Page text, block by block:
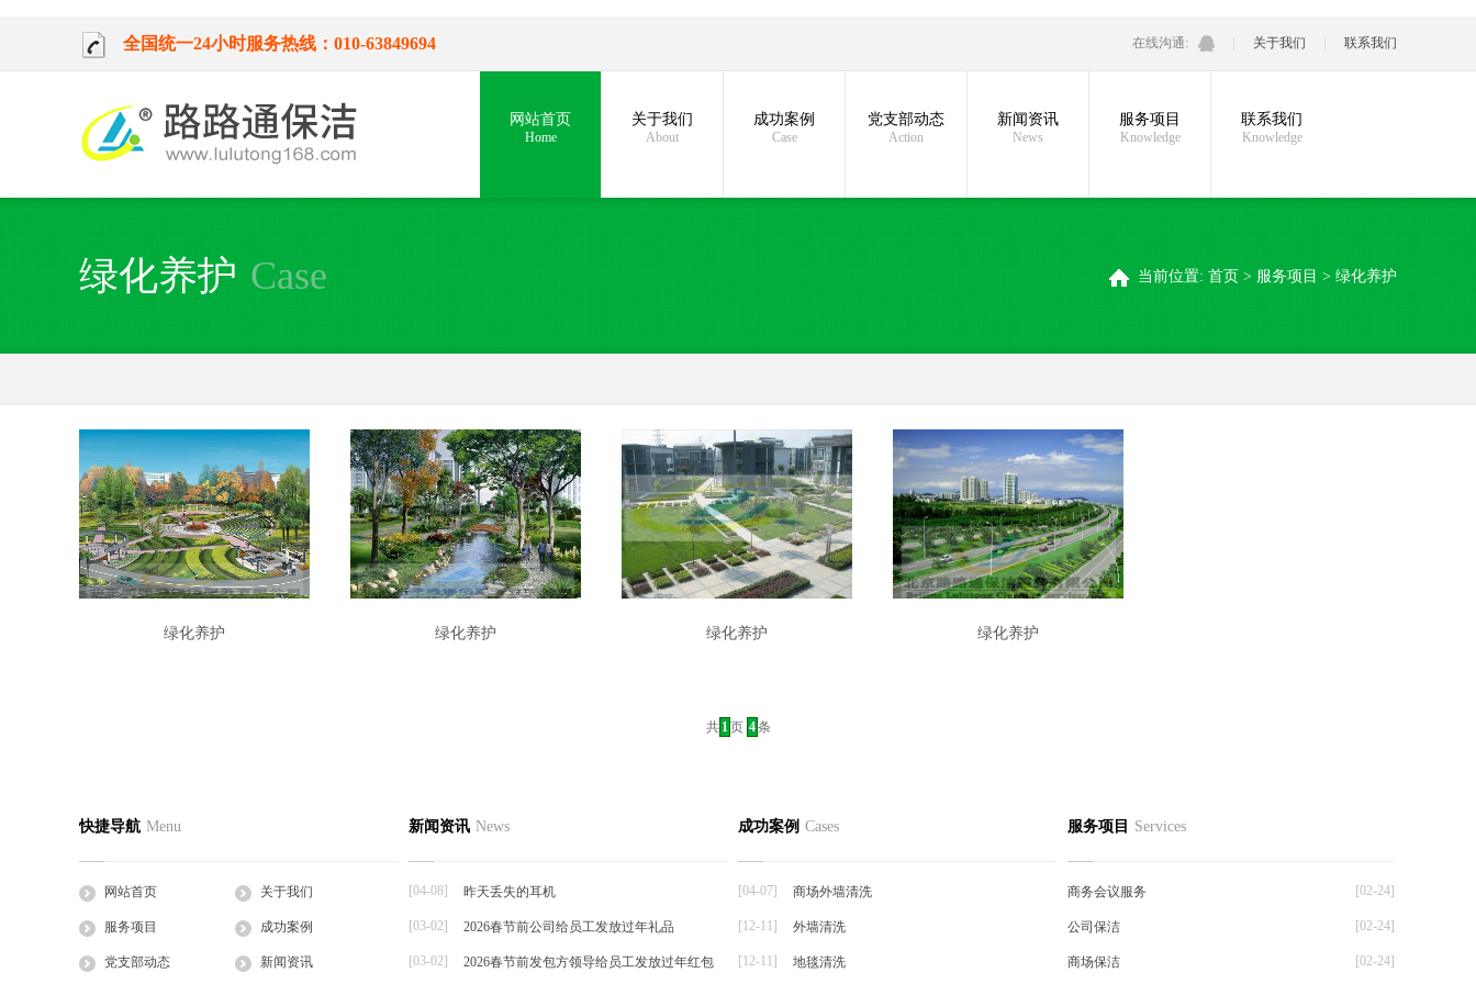
全国统一24小时服务热线：010-63849694 在线沟通: 关于我们 联系我们
网站首页
Home
关于我们
About
成功案例
Case
党支部动态
Action
新闻资讯
News
服务项目
Knowledge
联系我们
Knowledge
绿化养护 Case 当前位置: 首页 > 服务项目 > 绿化养护
绿化养护 绿化养护 绿化养护 绿化养护
共 1页 4条
快捷导航 Menu
网站首页 关于我们
服务项目 成功案例
党支部动态 新闻资讯
新闻资讯 News
[04-08] 昨天丢失的耳机
[03-02] 2026春节前公司给员工发放过年礼品
[03-02] 2026春节前发包方领导给员工发放过年红包
成功案例 Cases
[04-07] 商场外墙清洗
[12-11] 外墙清洗
[12-11] 地毯清洗
服务项目 Services
[02-24]
商务会议服务
[02-24]
公司保洁
[02-24]
商场保洁